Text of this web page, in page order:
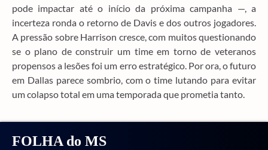
pode impactar até o início da próxima campanha —, a
incerteza ronda o retorno de Davis e dos outros jogadores.
A pressão sobre Harrison cresce, com muitos questionando
se o plano de construir um time em torno de veteranos
propensos a lesões foi um erro estratégico. Por ora, o futuro
em Dallas parece sombrio, com o time lutando para evitar
um colapso total em uma temporada que prometia tanto.
FOLHA do MS